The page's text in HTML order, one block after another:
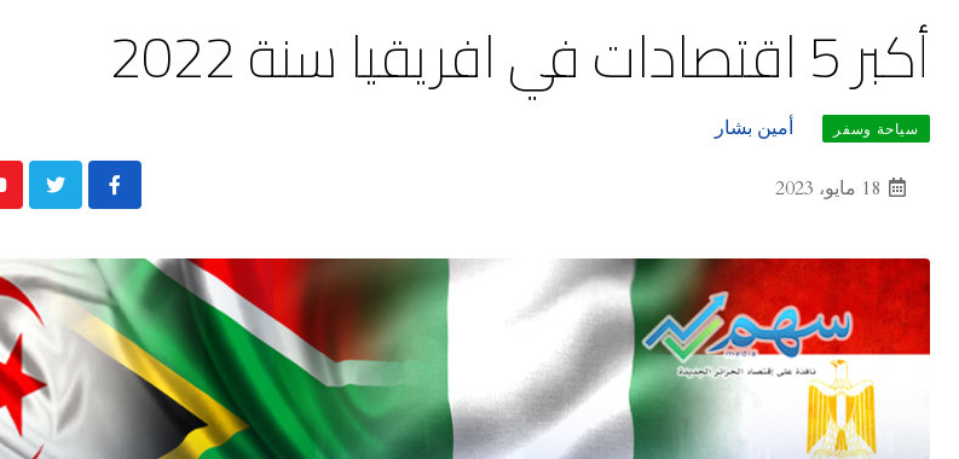
أكبر 5 اقتصادات في افريقيا سنة 2022
سياحة وسفر أمين بشار
18 مايو، 2023